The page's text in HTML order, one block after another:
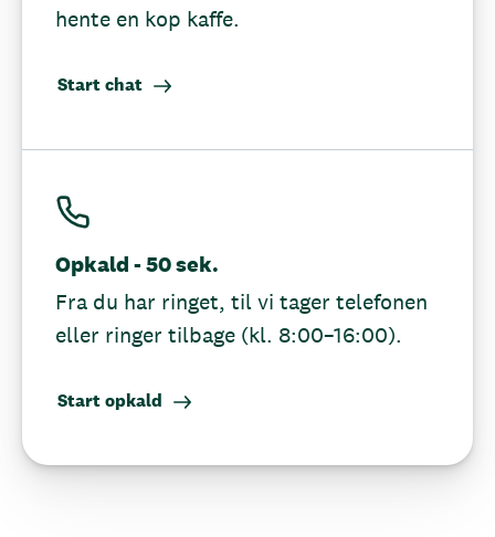
hente en kop kaffe.
Start chat
Opkald - 50 sek.
Fra du har ringet, til vi tager telefonen
eller ringer tilbage (kl. 8:00–16:00).
Start opkald